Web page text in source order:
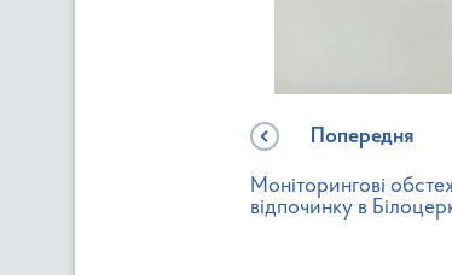
Попередня
Моніторингові
відпочинку в